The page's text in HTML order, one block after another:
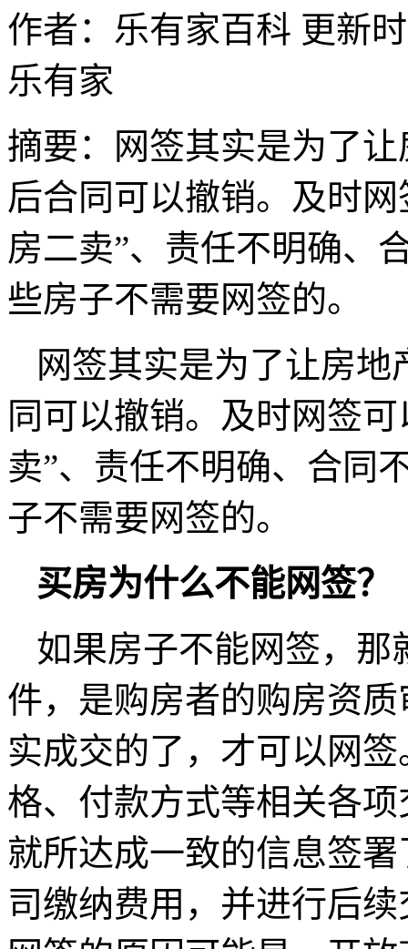
作者：乐有家百科 更新
乐有家
摘要：
网签其实是为了
后合同可以撤销。及时
房二卖”、责任不明确、
些房子不需要网签的。
网签其实是为了让房
同可以撤销。及时网签
卖”、责任不明确、合同
子不需要网签的。
买房为什么不能网签？
如果房子不能网签，那
件，是购房者的购房资
实成交的了，才可以网
格、付款方式等相关各
就所达成一致的信息签
司缴纳费用，并进行后